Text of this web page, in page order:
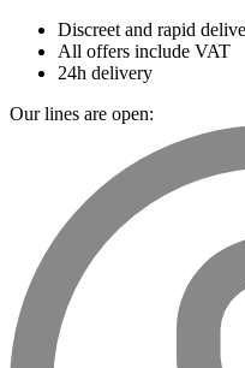
Discreet and rapid
All offers include VAT
24h delivery
Our lines are open: